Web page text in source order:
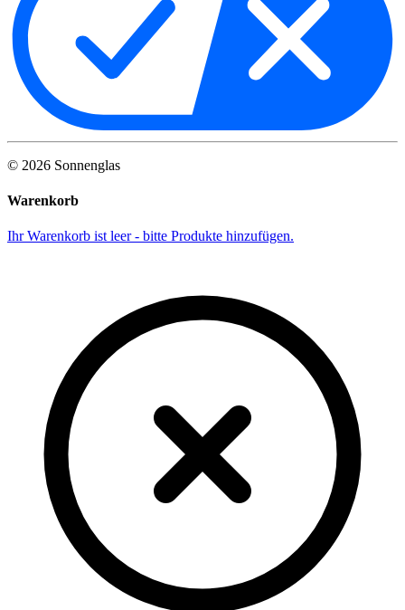
© 2026 Sonnenglas
Warenkorb
Ihr Warenkorb ist leer - bitte Produkte hinzufügen.